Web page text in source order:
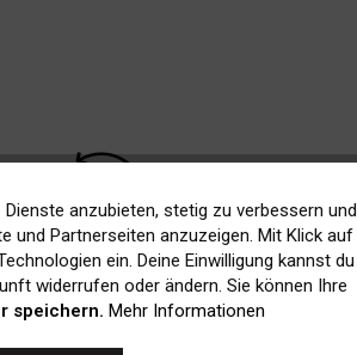
sustainable
Nachhaltig dank
Recycling
Aktiv
Inaktiv
anzubieten, stetig zu verbessern und
und Partnerseiten anzuzeigen. Mit Klick auf
ein. Deine Einwilligung kannst du
widerrufen oder ändern. Sie können Ihre
speichern. Mehr Informationen